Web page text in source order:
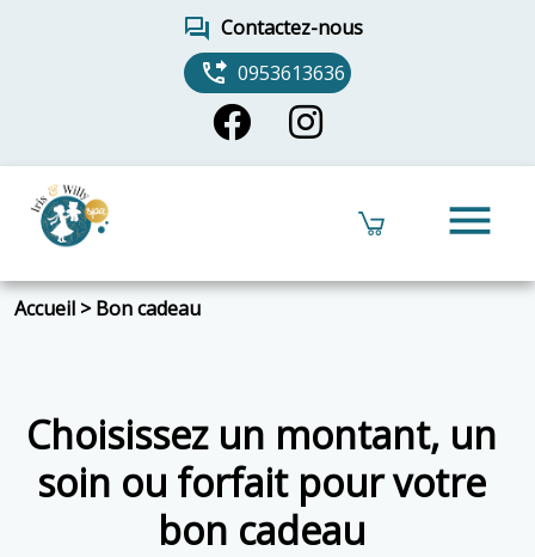
forum Contactez-nous
phone_forwarded 0953613636
menu
Accueil >Bon cadeau
Choisissez un montant, un
soin ou forfait pour votre
bon cadeau